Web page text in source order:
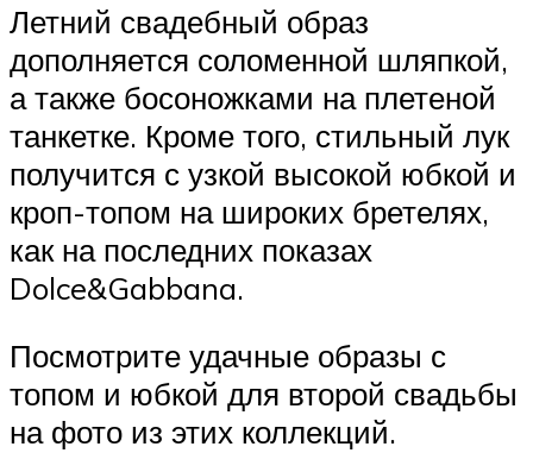
Летний свадебный образ
дополняется соломенной шляпкой,
а также босоножками на плетеной
танкетке. Кроме того, стильный лук
получится с узкой высокой юбкой и
кроп-топом на широких бретелях,
как на последних показах
Dolce&Gabbana.
Посмотрите удачные образы с
топом и юбкой для второй свадьбы
на фото из этих коллекций.